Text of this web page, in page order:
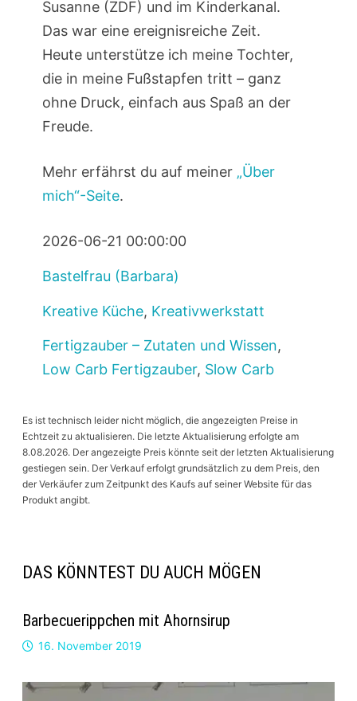
Susanne (ZDF) und im Kinderkanal.
Das war eine ereignisreiche Zeit.
Heute unterstütze ich meine Tochter,
die in meine Fußstapfen tritt – ganz
ohne Druck, einfach aus Spaß an der
Freude.
Mehr erfährst du auf meiner „Über
mich“-Seite.
2026-06-21 00:00:00
Bastelfrau (Barbara)
Kreative Küche, Kreativwerkstatt
Fertigzauber – Zutaten und Wissen,
Low Carb Fertigzauber, Slow Carb
Es ist technisch leider nicht möglich, die angezeigten Preise in
Echtzeit zu aktualisieren. Die letzte Aktualisierung erfolgte am
8.08.2026. Der angezeigte Preis könnte seit der letzten Aktualisierung
gestiegen sein. Der Verkauf erfolgt grundsätzlich zu dem Preis, den
der Verkäufer zum Zeitpunkt des Kaufs auf seiner Website für das
Produkt angibt.
DAS KÖNNTEST DU AUCH MÖGEN
Barbecuerippchen mit Ahornsirup
16. November 2019